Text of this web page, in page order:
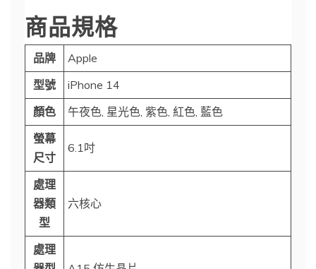
商品規格
品牌
Apple
型號
iPhone 14
顏色
午夜色, 星光色, 紫色, 紅色, 藍色
螢幕
尺寸
6.1吋
處理
器類
型
六核心
處理